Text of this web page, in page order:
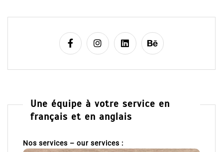
Une équipe à votre service en
français et en anglais
Nos services – our services :